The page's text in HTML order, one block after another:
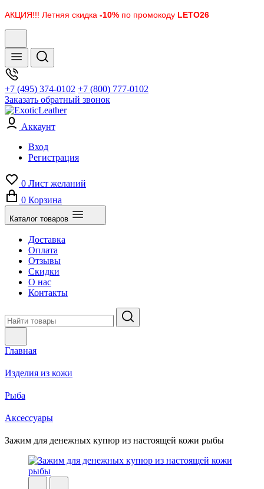
АКЦИЯ!!! Летняя скидка -10% по промокоду LETO26
+7 (495) 374-0102 +7 (800) 777-0102
Заказать обратный звонок
Аккаунт
Вход
Регистрация
0 Лист желаний
0 Корзина
Каталог товаров
Доставка
Оплата
Отзывы
Скидки
О нас
Контакты
Главная
Изделия из кожи
Рыба
Аксессуары
Зажим для денежных купюр из настоящей кожи рыбы